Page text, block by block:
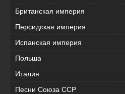
Британская империя
Персидская империя
Испанская империя
Польша
Италия
Песни Союза ССР